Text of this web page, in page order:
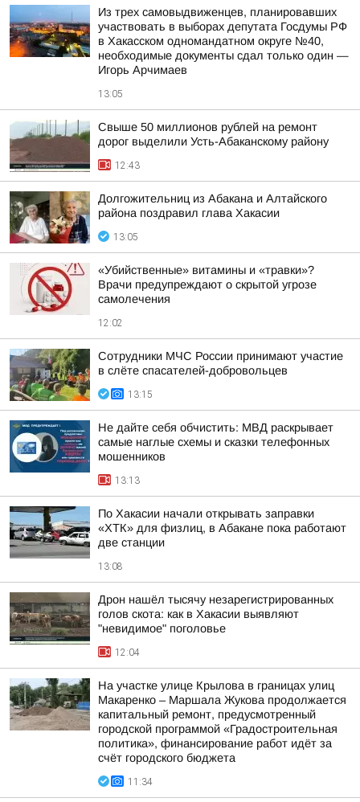
Из трех самовыдвиженцев, планировавших
участвовать в выборах депутата Госдумы РФ
в Хакасском одномандатном округе №40,
необходимые документы сдал только один —
Игорь Арчимаев
13:05
Свыше 50 миллионов рублей на ремонт
дорог выделили Усть-Абаканскому району
12:43
Долгожительниц из Абакана и Алтайского
района поздравил глава Хакасии
13:05
«Убийственные» витамины и «травки»?
Врачи предупреждают о скрытой угрозе
самолечения
12:02
Сотрудники МЧС России принимают участие
в слёте спасателей-добровольцев
13:15
Не дайте себя обчистить: МВД раскрывает
самые наглые схемы и сказки телефонных
мошенников
13:13
По Хакасии начали открывать заправки
«ХТК» для физлиц, в Абакане пока работают
две станции
13:08
Дрон нашёл тысячу незарегистрированных
голов скота: как в Хакасии выявляют
"невидимое" поголовье
12:04
На участке улице Крылова в границах улиц
Макаренко – Маршала Жукова продолжается
капитальный ремонт, предусмотренный
городской программой «Градостроительная
политика», финансирование работ идёт за
счёт городского бюджета
11:34